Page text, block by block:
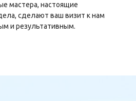
мастера, настоящие
сделают ваш визит к нам
и результативным.